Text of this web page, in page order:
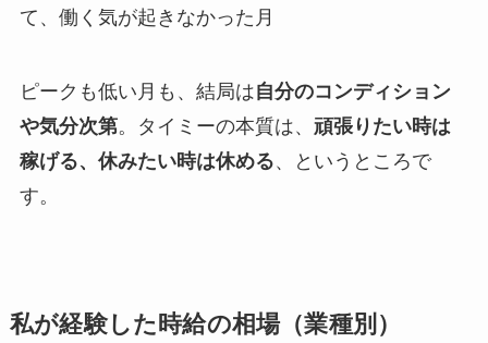
て、働く気が起きなかった月
ピークも低い月も、結局は自分のコンディション
や気分次第。タイミーの本質は、 頑張りたい時は
稼げる、休みたい時は休める、というところで
す。
私が経験した時給の相場（業種別）